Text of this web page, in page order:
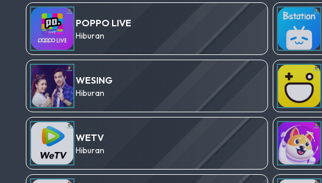
POPPO LIVE
Hiburan
WESING
Hiburan
WETV
Hiburan